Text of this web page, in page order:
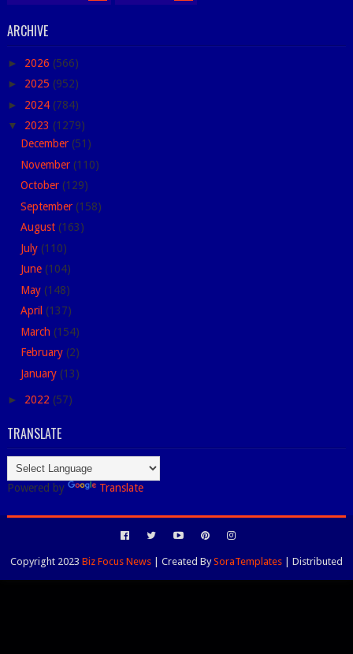
ARCHIVE
► 2026 (566)
► 2025 (952)
► 2024 (784)
▼ 2023 (1279)
December (51)
November (110)
October (129)
September (158)
August (163)
July (110)
June (104)
May (148)
April (137)
March (154)
February (2)
January (13)
► 2022 (57)
TRANSLATE
Powered by Translate
Copyright 2023 Biz Focus News| Created BySoraTemplates| Distributed